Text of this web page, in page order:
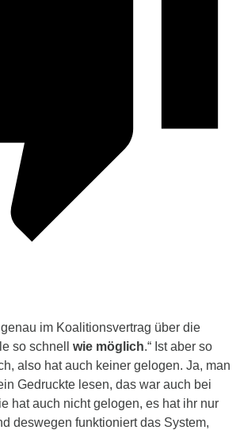
im Koalitionsvertrag über die
so schnell wie möglich.“ Ist aber so
also hat auch keiner gelogen. Ja, man
Gedruckte lesen, das war auch bei
hat auch nicht gelogen, es hat ihr nur
deswegen funktioniert das System,